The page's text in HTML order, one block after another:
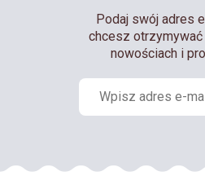
Podaj swój adres
chcesz otrzymywać
nowościach i